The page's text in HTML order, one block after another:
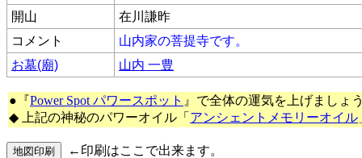
開山
在川謙昨
コメント
山内家の菩提寺です。
お墓(廟)
山内 一豊
●『Power Spot パワースポット 』で全体の運気を上げましょ
◆ 上記の神秘のパワーオイル「 アンシェントメモリーオイル
←印刷はここで出来ます。